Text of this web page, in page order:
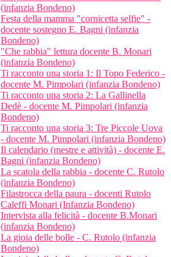
(infanzia Bondeno)
Festa della mamma "cornicetta selfie" -
docente sostegno E. Bagni (infanzia
Bondeno)
"Che rabbia" lettura docente B. Monari
(infanzia Bondeno)
Ti racconto una storia 1: Il Topo Federico -
docente M. Pimpolari (infanzia Bondeno)
Ti racconto una storia 2: La Gallinella
Dedè - docente M. Pimpolari (infanzia
Bondeno)
Ti racconto una storia 3: Tre Piccole Uova
- docente M. Pimpolari (infanzia Bondeno)
Il calendario (mestre e attività) - docente E.
Bagni (infanzia Bondeno)
La scatola della rabbia - docente C. Rutolo
(infanzia Bondeno)
Filastrocca della paura - docenti Rutolo
Caleffi Monari (Infanzia Bondeno)
Intervista alla felicità - docente B.Monari
(infanzia Bondeno)
La gioia delle bolle - C. Rutolo (infanzia
Bondeno)